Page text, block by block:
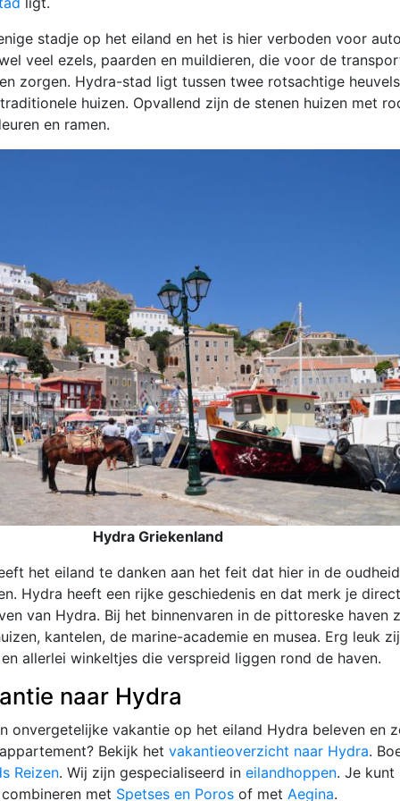
stadje op het eiland en het is hier verboden voor
veel ezels, paarden en muildieren, die voor de
zorgen. Hydra-stad ligt tussen twee rotsachtige
huizen. Opvallend zijn de stenen huizen met
en ramen.
Hydra Griekenland
het eiland te danken aan het feit dat hier in de
Hydra heeft een rijke geschiedenis en dat merk je
van Hydra. Bij het binnenvaren in de pittoreske haven
kantelen, de marine-academie en musea. Erg leuk
allerlei winkeltjes die verspreid liggen rond de haven.
naar Hydra
onvergetelijke vakantie op het eiland Hydra beleven en
Bekijk het vakantieoverzicht naar Hydra.
Reizen. Wij zijn gespecialiseerd in eilandhoppen. Je kunt
met Spetses en Poros of met Aegina.